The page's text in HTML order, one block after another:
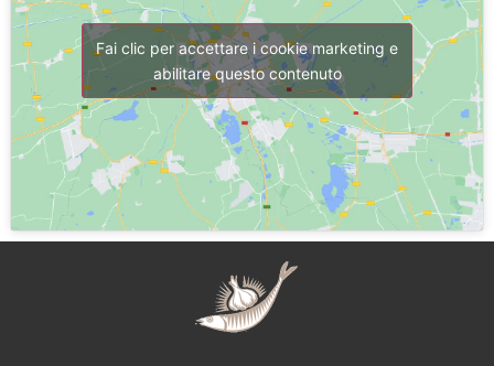
Fai clic per accettare i cookie marketing e
abilitare questo contenuto